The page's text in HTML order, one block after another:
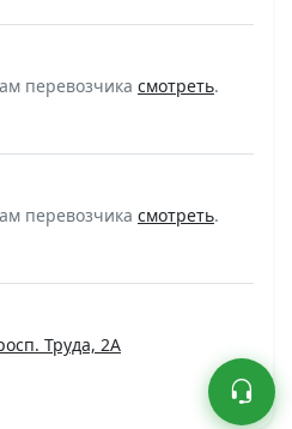
перевозчика смотреть.
перевозчика смотреть.
Труда, 2А